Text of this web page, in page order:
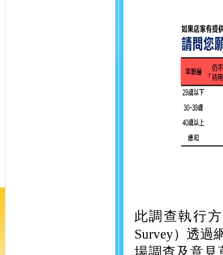
此調查執行
Survey）透過
場調查及意見